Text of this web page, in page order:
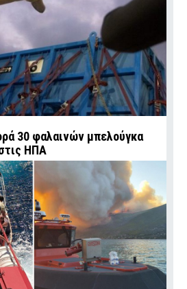
30 φαλαινών μπελούγκα
ΗΠΑ